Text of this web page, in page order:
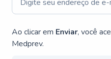
Ao clicar em Enviar, você
Medprev.